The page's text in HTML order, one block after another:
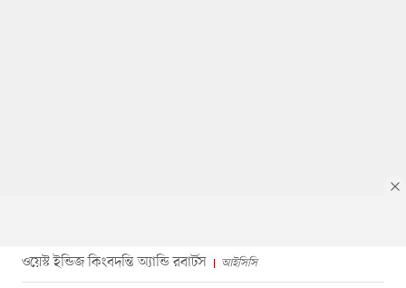
ওয়েস্ট ইন্ডিজ কিংবদন্তি অ্যান্ডি রবার্টস আইসিসি